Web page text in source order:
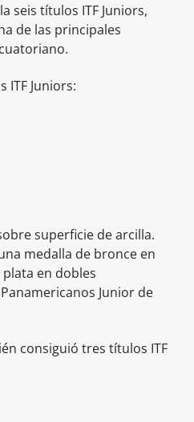
seis títulos ITF Juniors,
de las principales
ITF Juniors:
superficie de arcilla.
medalla de bronce en
en dobles
Junior de
consiguió tres títulos ITF